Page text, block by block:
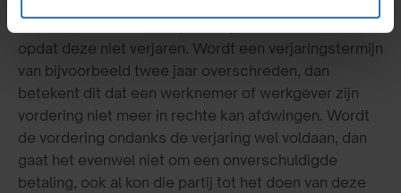
opdat deze niet verjaren. Wordt een verjaringstermijn
van bijvoorbeeld twee jaar overschreden, dan
betekent dit dat een werknemer of werkgever zijn
vordering niet meer in rechte kan afdwingen. Wordt
de vordering ondanks de verjaring wel voldaan, dan
gaat het evenwel niet om een onverschuldigde
betaling, ook al kon die partij tot het doen van deze